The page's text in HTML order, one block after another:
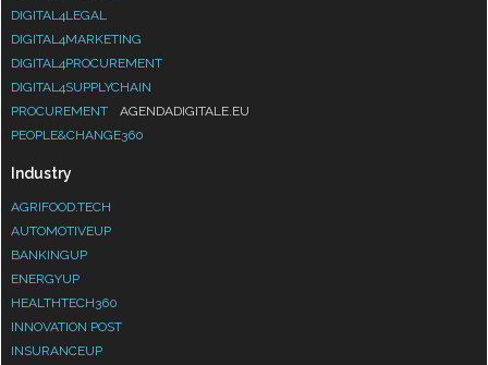
DIGITAL4LEGAL
DIGITAL4MARKETING
DIGITAL4PROCUREMENT
DIGITAL4SUPPLYCHAIN
PROCUREMENT
AGENDADIGITALE.EU
PEOPLE&CHANGE360
Industry
AGRIFOOD.TECH
AUTOMOTIVEUP
BANKINGUP
ENERGYUP
HEALTHTECH360
INNOVATION POST
INSURANCEUP